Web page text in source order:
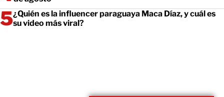
¿Quién es la influencer paraguaya Maca Díaz, y cuál es
su video más viral?